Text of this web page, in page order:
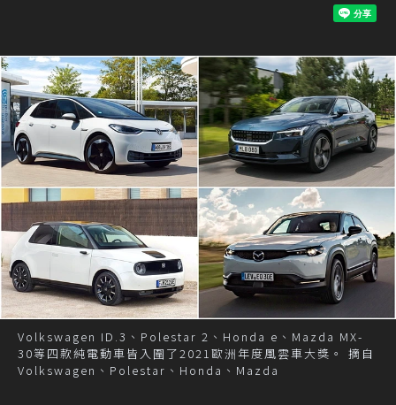
Volkswagen ID.3、Polestar 2、Honda e、Mazda MX-
30等四款純電動車皆入圍了2021歐洲年度風雲車大獎。 摘自
Volkswagen、Polestar、Honda、Mazda